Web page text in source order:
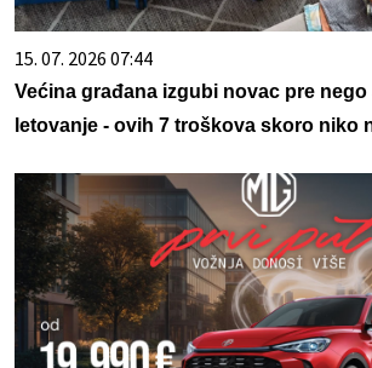
15. 07. 2026 07:44
Većina građana izgubi novac pre
letovanje - ovih 7 troškova skoro niko